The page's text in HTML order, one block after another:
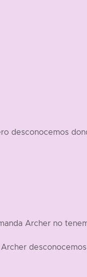
desconocemos
Archer no